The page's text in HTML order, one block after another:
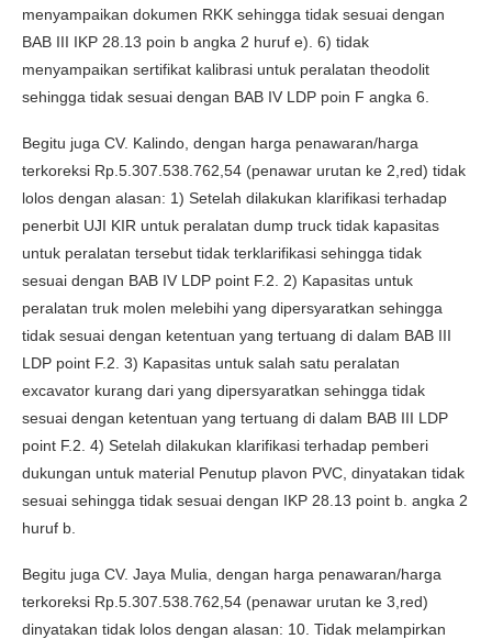
menyampaikan dokumen RKK sehingga tidak sesuai dengan
BAB III IKP 28.13 poin b angka 2 huruf e). 6) tidak
menyampaikan sertifikat kalibrasi untuk peralatan theodolit
sehingga tidak sesuai dengan BAB IV LDP poin F angka 6.
Begitu juga CV. Kalindo, dengan harga penawaran/harga
terkoreksi Rp.5.307.538.762,54 (penawar urutan ke 2,red) tidak
lolos dengan alasan: 1) Setelah dilakukan klarifikasi terhadap
penerbit UJI KIR untuk peralatan dump truck tidak kapasitas
untuk peralatan tersebut tidak terklarifikasi sehingga tidak
sesuai dengan BAB IV LDP point F.2. 2) Kapasitas untuk
peralatan truk molen melebihi yang dipersyaratkan sehingga
tidak sesuai dengan ketentuan yang tertuang di dalam BAB III
LDP point F.2. 3) Kapasitas untuk salah satu peralatan
excavator kurang dari yang dipersyaratkan sehingga tidak
sesuai dengan ketentuan yang tertuang di dalam BAB III LDP
point F.2. 4) Setelah dilakukan klarifikasi terhadap pemberi
dukungan untuk material Penutup plavon PVC, dinyatakan tidak
sesuai sehingga tidak sesuai dengan IKP 28.13 point b. angka 2
huruf b.
Begitu juga CV. Jaya Mulia, dengan harga penawaran/harga
terkoreksi Rp.5.307.538.762,54 (penawar urutan ke 3,red)
dinyatakan tidak lolos dengan alasan: 10. Tidak melampirkan